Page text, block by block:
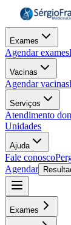
Exames
Agendar exames
Vacinas
Agendar vacinas
Serviços
Atendimento
Unidades
Ajuda
Fale conosco
Agendar
Exames